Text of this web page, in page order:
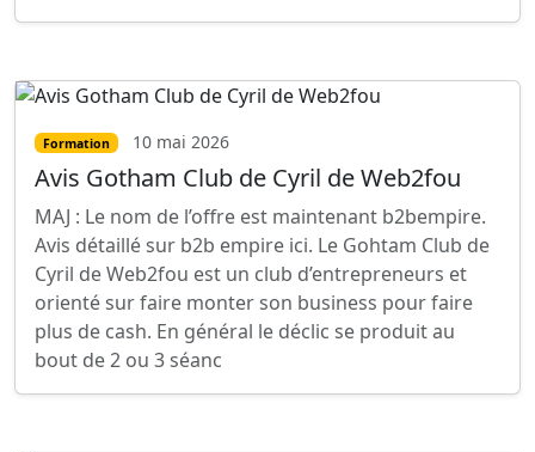
Formation 10 mai 2026
Avis Gotham Club de Cyril de Web2fou
MAJ : Le nom de l’offre est maintenant b2bempire.
Avis détaillé sur b2b empire ici. Le Gohtam Club de
Cyril de Web2fou est un club d’entrepreneurs et
orienté sur faire monter son business pour faire
plus de cash. En général le déclic se produit au
bout de 2 ou 3 séanc